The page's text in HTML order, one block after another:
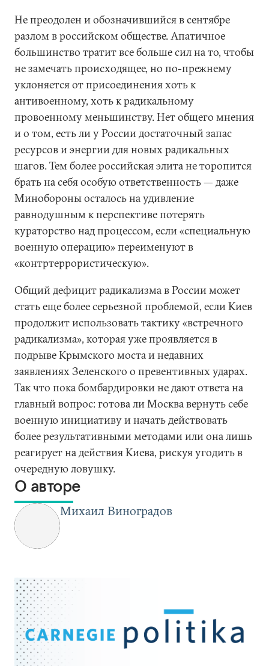
Не преодолен и обозначившийся в сентябре
разлом в российском обществе. Апатичное
большинство тратит все больше сил на то, чтобы
не замечать происходящее, но по-прежнему
уклоняется от присоединения хоть к
антивоенному, хоть к радикальному
провоенному меньшинству. Нет общего мнения
и о том, есть ли у России достаточный запас
ресурсов и энергии для новых радикальных
шагов. Тем более российская элита не торопится
брать на себя особую ответственность — даже
Минобороны осталось на удивление
равнодушным к перспективе потерять
кураторство над процессом, если «специальную
военную операцию» переименуют в
«контртеррористическую».
Общий дефицит радикализма в России может
стать еще более серьезной проблемой, если Киев
продолжит использовать тактику «встречного
радикализма», которая уже проявляется в
подрыве Крымского моста и недавних
заявлениях Зеленского о превентивных ударах.
Так что пока бомбардировки не дают ответа на
главный вопрос: готова ли Москва вернуть себе
военную инициативу и начать действовать
более результативными методами или она лишь
реагирует на действия Киева, рискуя угодить в
очередную ловушку.
О авторе
Михаил Виноградов